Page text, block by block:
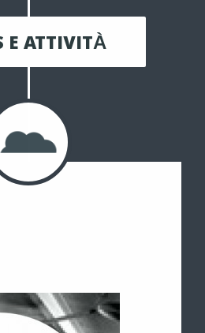
E ATTIVITÀ